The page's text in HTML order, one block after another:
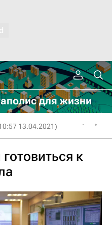
для жизни
13.04.2021)
к